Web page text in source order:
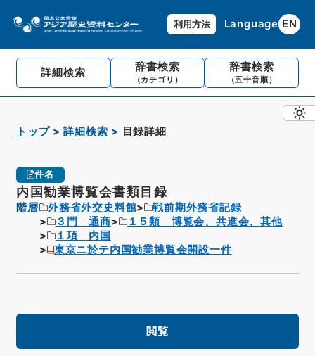
利用方法 Language EN
詳細検索 辞書検索
（カテゴリ）
辞書検索
（五十音順）
トップ 詳細検索 目録詳細
件名
内国勧業博覧会書類目録
階層 外務省外交史料館
戦前期外務省記録
３門 通商
１５類 博覧会、共進会、其他
１項 内国
東京ニ於テ内国勧業博覧会開設一件
閲覧